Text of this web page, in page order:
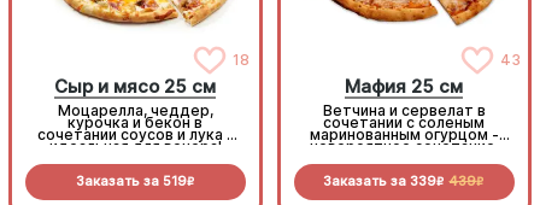
18
Сыр и мясо 25 см
Моцарелла, чеддер,
курочка и бекон в
сочетании соусов и лука -
идеальная для вечера!
Заказать за 519R
43
Мафия 25 см
Ветчина и сервелат в
сочетании с соленым
маринованным огурцом -
невероятное сочетание,
попробовать!
Заказать за 339R 439R